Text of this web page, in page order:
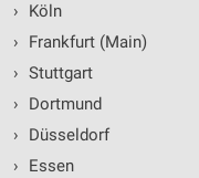
›
Köln
›
Frankfurt (Main)
› Stuttgart
›
Dortmund
›
Düsseldorf
›
Essen